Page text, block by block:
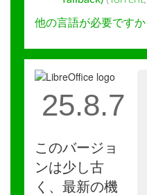
他の言語が必要ですか
25.8.7
このバージョ
ンは少し古
く、最新の機